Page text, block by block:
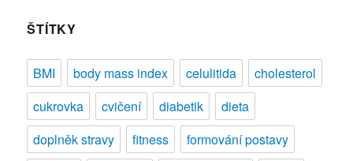
v
HIT
Fitness
ŠTÍTKY
BMI body mass index celulitida
cholesterol
cukrovka
cvičení diabetik
dieta
doplněk stravy
fitness
formování postavy